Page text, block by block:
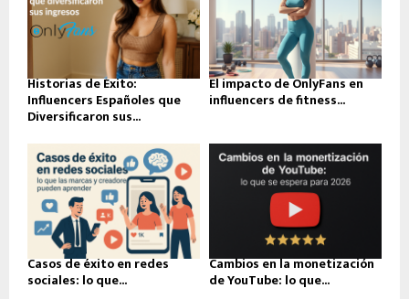
Historias de Éxito:
Influencers Españoles que
Diversificaron sus...
El impacto de OnlyFans en
influencers de fitness...
Casos de éxito en redes
sociales: lo que...
Cambios en la monetización
de YouTube: lo que...